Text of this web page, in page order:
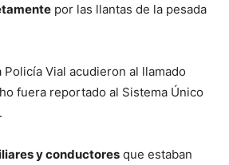
por las llantas de la pesada
Vial acudieron al llamado
fuera reportado al Sistema Único
y conductores que estaban